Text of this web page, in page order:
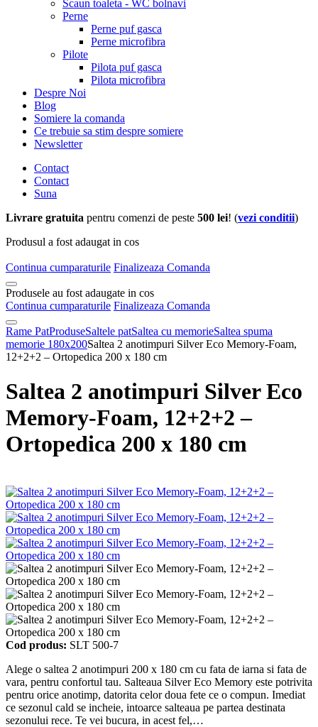
Scaun toaleta - WC bolnavi
Perne
Perne puf gasca
Perne microfibra
Pilote
Pilota puf gasca
Pilota microfibra
Despre Noi
Blog
Somiere la comanda
Ce trebuie sa stim despre somiere
Newsletter
Contact
Contact
Suna
Livrare gratuita pentru comenzi de peste 500 lei! (vezi conditii)
Produsul a fost adaugat in cos
Continua cumparaturile Finalizeaza Comanda
Produsele au fost adaugate in cos
Continua cumparaturile Finalizeaza Comanda
Rame PatProduseSaltele patSaltea cu memorieSaltea spuma
memorie 180x200Saltea 2 anotimpuri Silver Eco Memory-Foam,
12+2+2 – Ortopedica 200 x 180 cm
Saltea 2 anotimpuri Silver Eco
Memory-Foam, 12+2+2 –
Ortopedica 200 x 180 cm
Cod produs: SLT 500-7
Alege o saltea 2 anotimpuri 200 x 180 cm cu fata de iarna si fata de
vara, pentru confortul tau. Salteaua Silver Eco Memory este potrivita
pentru orice anotimp, datorita celor doua fete ce o compun. Imediat
ce sezonul cald se incheie, intoarce salteaua pe partea destinata
sezonului rece. Te vei bucura, in acest fel,…